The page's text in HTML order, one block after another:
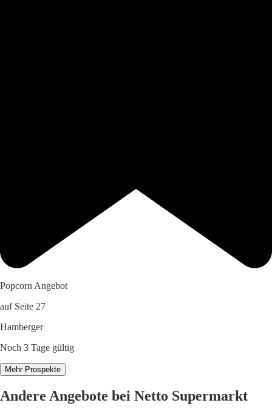
Popcorn Angebot
auf Seite 27
Hamberger
Noch 3 Tage gültig
Mehr Prospekte
Andere Angebote bei Netto Supermarkt